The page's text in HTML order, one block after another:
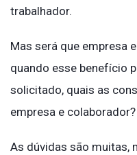
trabalhador.
Mas será que empresa
quando esse benefício
solicitado, quais as
empresa e colaborador?
As dúvidas são muitas,